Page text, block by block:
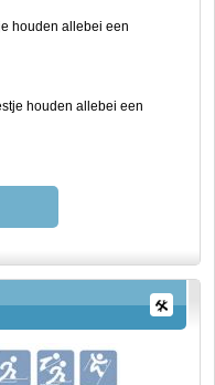
houden allebei een
houden allebei een